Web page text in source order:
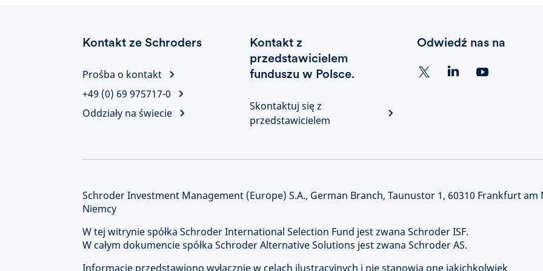
Kontakt ze Schroders
Prośba o kontakt
+49 (0) 69 975717-0
Oddziały na świecie
Kontakt z
przedstawicielem
funduszu w Polsce.
Skontaktuj się z
przedstawicielem
Odwiedź nas na
Schroder Investment Management (Europe) S.A., German Branch, Taunustor 1, 60310 Frankfurt am
Niemcy
W tej witrynie spółka Schroder International Selection Fund jest zwana Schroder ISF.
W całym dokumencie spółka Schroder Alternative Solutions jest zwana Schroder AS.
Informacje przedstawiono wyłącznie w celach ilustracyjnych i nie stanowią one jakichkolwiek